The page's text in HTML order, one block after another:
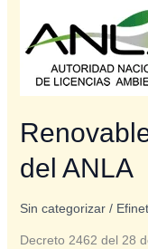
del ANLA
Sin categorizar/
Decreto 2462 del 28
impulso
del
ANLA